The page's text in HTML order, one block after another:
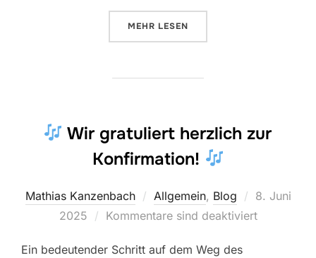
MEHR ÜBER „
LESEN
Wir gratuliert herzlich zur
Konfirmation!
Mathias Kanzenbach Allgemein, Blog
am
8. Juni
2025
Kommentare sind deaktiviert
Ein bedeutender Schritt auf dem Weg des